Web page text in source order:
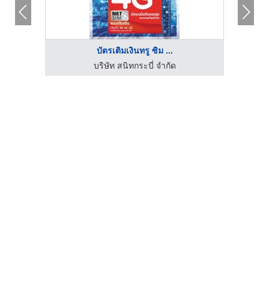
บัตรเติมเงินทรู ซิม ...
บริษัท สนิทกระบี่ จำกัด